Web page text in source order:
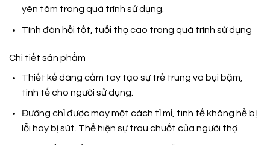
yên tâm trong quá trình sử dụng.
Tính đàn hồi tốt, tuổi thọ cao trong quá trình sử dụng
Chi tiết sản phẩm
Thiết kế dáng cầm tay tạo sự trẻ trung và bụi bặm,
tinh tế cho người sử dụng.
Đường chỉ được may một cách tỉ mỉ, tinh tế không hề bị
lỗi hay bị sút. Thể hiện sự trau chuốt của người thợ